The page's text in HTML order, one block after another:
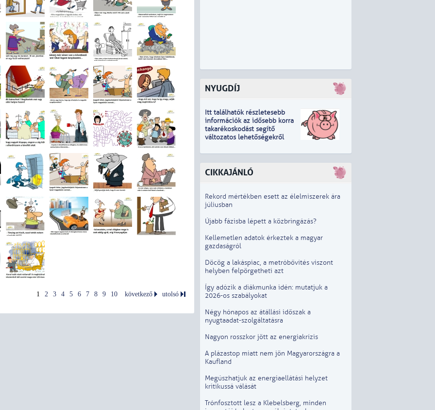
1 2 3 4 5 6 7 8 9 10 következő utolsó
NYUGDÍJ
Itt találhatók részletesebb
információkaz idősebb korra
takarékoskodást segítő
változatos lehetőségekről
CIKKAJÁNLÓ
Rekord mértékben esett az élelmiszerek ára
júliusban
Újabb fázisba lépett a közbringázás?
Kellemetlen adatok érkeztek a magyar
gazdaságról
Döcög a lakáspiac, a metróbővítés viszont
helyben felpörgetheti azt
Így adózik a diákmunka idén: mutatjuk a
2026-os szabályokat
Négy hónapos az átállási időszak a
nyugtaadat-szolgáltatásra
Nagyon rosszkor jött az energiakrízis
A plázastop miatt nem jön Magyarországra a
Kaufland
Megúszhatjuk az energiaellátási helyzet
kritikussá válását
Trónfosztott lesz a Klebelsberg, minden